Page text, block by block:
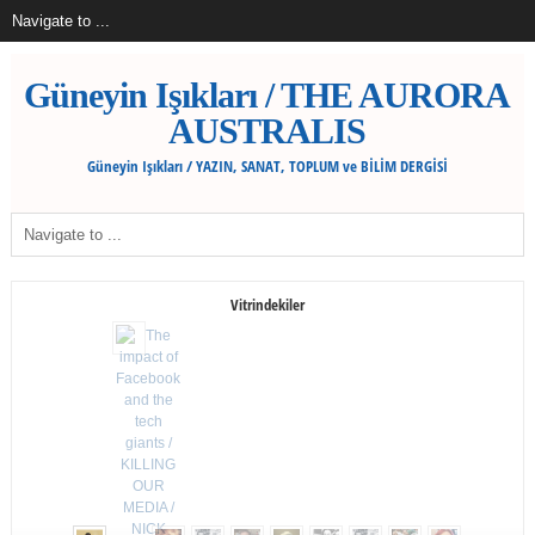
Güneyin Işıkları / THE AURORA
AUSTRALIS
Güneyin Işıkları / YAZIN, SANAT, TOPLUM ve BİLİM DERGİSİ
Vitrindekiler